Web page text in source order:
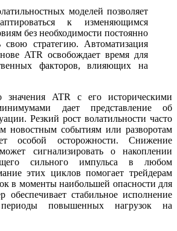
моделей позволяет
к изменяющимся
без необходимости постоянно
свою стратегию. Автоматизация
ATR освобождает время для
факторов, влияющих на
значения ATR с его историческими
дает представление об
Резкий рост волатильности часто
новостным событиям или разворотам
особой осторожности. Снижение
сигнализировать о накоплении
сильного импульса в любом
этих циклов помогает трейдерам
в моменты наибольшей опасности для
обеспечивает стабильное исполнение
повышенных нагрузок на